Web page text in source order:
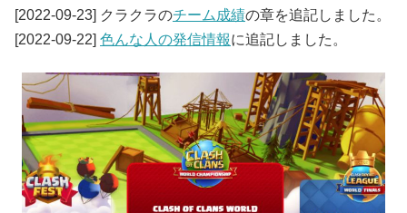
[2022-09-23] クラクラのチーム成績の章を追記しました。
[2022-09-22] 色んな人の発信情報に追記しました。